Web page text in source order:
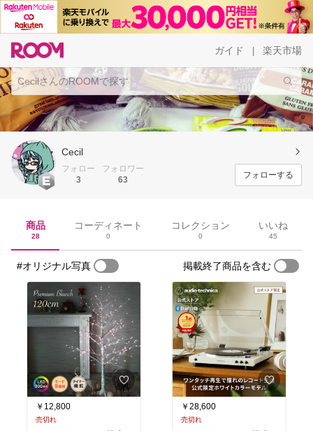
ガイド 楽天市場
Cecil
フォロー
3
フォロワー
63
フォローする
商品
28
コーディネート
0
コレクション
0
いいね
45
#オリジナル写真 掲載終了商品を含む
￥12,800
売切れ
￥28,600
売切れ